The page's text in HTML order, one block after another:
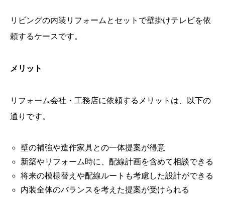
リビングの内装リフォームとセットで壁掛けテレビを依
頼するケースです。
メリット
リフォーム会社・工務店に依頼するメリットは、以下の
通りです。
壁の補強や造作家具との一体提案が得意
新築やリフォーム時に、配線計画を含めて相談できる
将来の模様替えや配線ルートも考慮した設計ができる
内装全体のバランスを考えた提案が受けられる